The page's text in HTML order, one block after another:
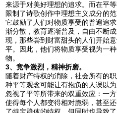
来源于对美好理想的追求。而在平
限制了诗歌创作中理想主义成分的
它鼓励了人们对物质享受的普遍追
渐分散，教育逐渐普及，自由不断
现，那些尝到财富甜头的人们开始
平。因此，他们将物质享受视为一
物。
3、竞争激烈，精神折磨。
随着财产特权的消除，社会所有的
种平等观念可能让有抱负的人误以
忽视了平等所带来的双重效应：一
使得每个人都变得相对脆弱，甚至
了特定群体的特权，但同时也导致